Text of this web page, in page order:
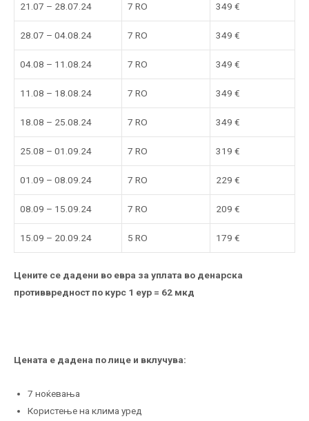
21.07 – 28.07.24 7 RO 349 €
28.07 – 04.08.24 7 RO 349 €
04.08 – 11.08.24 7 RO 349 €
11.08 – 18.08.24 7 RO 349 €
18.08 – 25.08.24 7 RO 349 €
25.08 – 01.09.24 7 RO 319 €
01.09 – 08.09.24 7 RO 229 €
08.09 – 15.09.24 7 RO 209 €
15.09 – 20.09.24 5 RO 179 €
Цените се дадени во евра за уплата во денарска
противвредност по курс 1 еур = 62 мкд
Цената е дадена по лице и вклучува:
7 ноќевања
Користење на клима уред